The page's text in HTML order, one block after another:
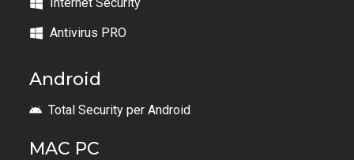
Antivirus PRO
Android
Total Security per Android
MAC PC